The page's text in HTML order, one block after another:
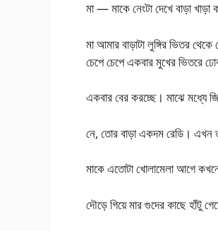
মা — মাকে নেংটা দেখে বাড়া
মা আমার বাড়াটা লুঙ্গির ভিতর
চেপে চেপে একবার মুখের ভিতরে
একবার বের করচ্ছে। মাঝে মধ্যে
নে, তোর বাড়া একদম রেডি। এখন
মাকে এতোটা খোলামেলা আগে
দৌড়ে গিয়ে মার গুদের কাছে হাঁটু